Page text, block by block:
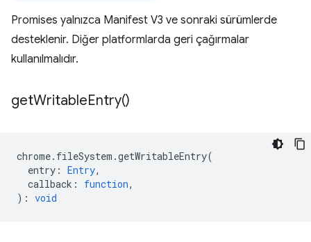
Promises yalnızca Manifest V3 ve sonraki sürümlerde
desteklenir. Diğer platformlarda geri çağırmalar
kullanılmalıdır.
getWritableEntry()
chrome. fileSystem .getWritableEntry(
entry : Entry,
callback : function,
) : void